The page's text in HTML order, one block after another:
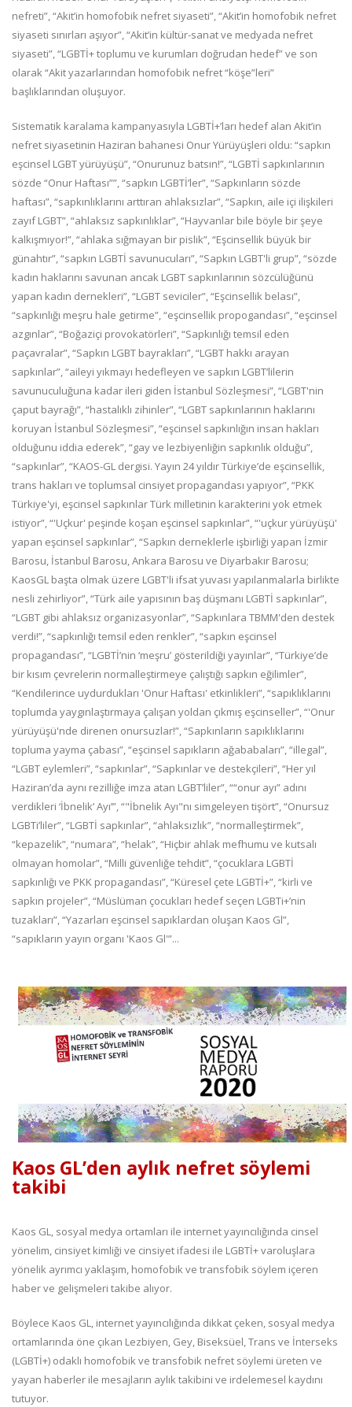
nefreti”, “Akit’in homofobik nefret siyaseti”, “Akit’in homofobik nefret
siyaseti sınırları aşıyor”, “Akit’in kültür-sanat ve medyada nefret
siyaseti”, “LGBTİ+ toplumu ve kurumları doğrudan hedef” ve son
olarak “Akit yazarlarından homofobik nefret “köşe”leri”
başlıklarından oluşuyor.
Sistematik karalama kampanyasıyla LGBTİ+’ları hedef alan Akit’in
nefret siyasetinin Haziran bahanesi Onur Yürüyüşleri oldu: “sapkın
eşcinsel LGBT yürüyüşü”, “Onurunuz batsın!”, “LGBTİ sapkınlarının
sözde “Onur Haftası””, “sapkın LGBTİ’ler”, “Sapkınların sözde
haftası”, “sapkınlıklarını arttıran ahlaksızlar”, “Sapkın, aile içi ilişkileri
zayıf LGBT”, “ahlaksız sapkınlıklar”, “Hayvanlar bile böyle bir şeye
kalkışmıyor!”, “ahlaka sığmayan bir pislik”, “Eşcinsellik büyük bir
günahtır”, “sapkın LGBTİ savunucuları”, “Sapkın LGBT'li grup”, “sözde
kadın haklarını savunan ancak LGBT sapkınlarının sözcülüğünü
yapan kadın dernekleri”, “LGBT seviciler”, “Eşcinsellik belası”,
“sapkınlığı meşru hale getirme”, “eşcinsellik propogandası”, “eşcinsel
azgınlar”, “Boğaziçi provokatörleri”, “Sapkınlığı temsil eden
paçavralar”, “Sapkın LGBT bayrakları”, “LGBT hakkı arayan
sapkınlar”, “aileyi yıkmayı hedefleyen ve sapkın LGBT’lilerin
savunuculuğuna kadar ileri giden İstanbul Sözleşmesi”, “LGBT'nin
çaput bayrağı”, “hastalıklı zihinler”, “LGBT sapkınlarının haklarını
koruyan İstanbul Sözleşmesi”, “eşcinsel sapkınlığın insan hakları
olduğunu iddia ederek”, “gay ve lezbiyenliğin sapkınlık olduğu”,
“sapkınlar”, “KAOS-GL dergisi. Yayın 24 yıldır Türkiye’de eşcinsellik,
trans hakları ve toplumsal cinsiyet propagandası yapıyor”, “PKK
Türkiye'yi, eşcinsel sapkınlar Türk milletinin karakterini yok etmek
istiyor”, “'Uçkur' peşinde koşan eşcinsel sapkınlar”, “'uçkur yürüyüşü'
yapan eşcinsel sapkınlar”, “Sapkın derneklerle işbirliği yapan İzmir
Barosu, İstanbul Barosu, Ankara Barosu ve Diyarbakır Barosu;
KaosGL başta olmak üzere LGBT'li ifsat yuvası yapılanmalarla birlikte
nesli zehirliyor”, “Türk aile yapısının baş düşmanı LGBTİ sapkınlar”,
“LGBT gibi ahlaksız organizasyonlar”, “Sapkınlara TBMM'den destek
verdi!”, “sapkınlığı temsil eden renkler”, “sapkın eşcinsel
propagandası”, “LGBTİ’nin ‘meşru’ gösterildiği yayınlar”, “Türkiye’de
bir kısım çevrelerin normalleştirmeye çalıştığı sapkın eğilimler”,
“Kendilerince uydurdukları 'Onur Haftası' etkinlikleri”, “sapıklıklarını
toplumda yaygınlaştırmaya çalışan yoldan çıkmış eşcinseller”, “'Onur
yürüyüşü'nde direnen onursuzlar!”, “Sapkınların sapıklıklarını
topluma yayma çabası”, “eşcinsel sapıkların ağababaları”, “illegal”,
“LGBT eylemleri”, “sapkınlar”, “Sapkınlar ve destekçileri”, “Her yıl
Haziran’da aynı rezilliğe imza atan LGBT’liler”, ““onur ayı” adını
verdikleri ‘İbnelik’ Ayı’”, “"İbnelik Ayı"nı simgeleyen tişört”, “Onursuz
LGBTi’liler”, “LGBTİ sapkınlar”, “ahlaksızlık”, “normalleştirmek”,
“kepazelik”, “numara”, “helak”, “Hiçbir ahlak mefhumu ve kutsalı
olmayan homolar”, “Milli güvenliğe tehdit”, “çocuklara LGBTİ
sapkınlığı ve PKK propagandası”, “Küresel çete LGBTİ+”, “kirli ve
sapkın projeler”, “Müslüman çocukları hedef seçen LGBTi+’nin
tuzakları”, “Yazarları eşcinsel sapıklardan oluşan Kaos Gl”,
“sapıkların yayın organı 'Kaos Gl'”...
Kaos GL’den aylık nefret söylemi
takibi
Kaos GL, sosyal medya ortamları ile internet yayıncılığında cinsel
yönelim, cinsiyet kimliği ve cinsiyet ifadesi ile LGBTİ+ varoluşlara
yönelik ayrımcı yaklaşım, homofobik ve transfobik söylem içeren
haber ve gelişmeleri takibe alıyor.
Böylece Kaos GL, internet yayıncılığında dikkat çeken, sosyal medya
ortamlarında öne çıkan Lezbiyen, Gey, Biseksüel, Trans ve İnterseks
(LGBTİ+) odaklı homofobik ve transfobik nefret söylemi üreten ve
yayan haberler ile mesajların aylık takibini ve irdelemesel kaydını
tutuyor.